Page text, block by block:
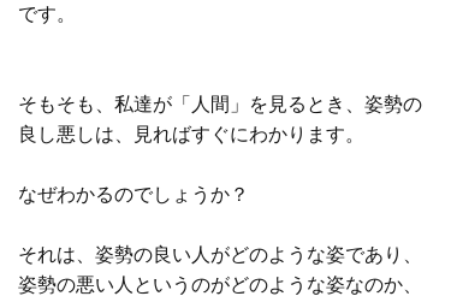
です。
そもそも、私達が「人間」を見るとき、姿勢の
良し悪しは、見ればすぐにわかります。
なぜわかるのでしょうか？
それは、姿勢の良い人がどのような姿であり、
姿勢の悪い人というのがどのような姿なのか、